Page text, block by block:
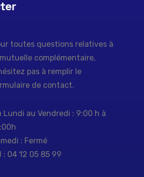
toutes questions relatives à
complémentaire,
pas à remplir le
de contact.
Lundi au Vendredi : 9:00 h à
: Fermé
: 04 12 05 85 99